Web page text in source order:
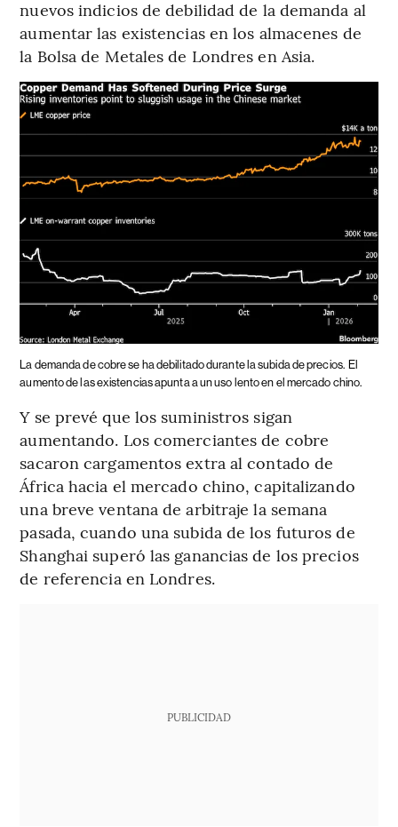
nuevos indicios de debilidad de la demanda al
aumentar las existencias en los almacenes de
la Bolsa de Metales de Londres en Asia.
La demanda de cobre se ha debilitado durante la subida de precios. El
aumento de las existencias apunta a un uso lento en el mercado chino.
Y se prevé que los suministros sigan
aumentando. Los comerciantes de cobre
sacaron cargamentos extra al contado de
África hacia el mercado chino, capitalizando
una breve ventana de arbitraje la semana
pasada, cuando una subida de los futuros de
Shanghai superó las ganancias de los precios
de referencia en Londres.
PUBLICIDAD